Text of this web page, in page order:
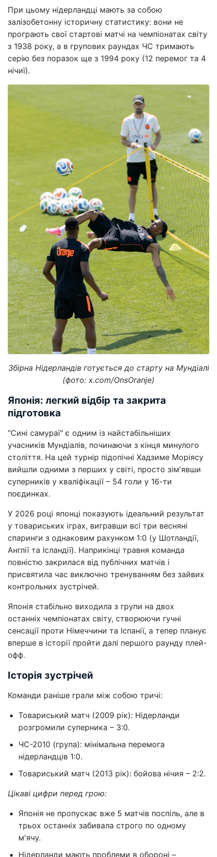
При цьому нідерландці мають за собою
залізобетонну історичну статистику: вони не
програють свої стартові матчі на чемпіонатах світу
з 1938 року, а в групових раундах ЧС тримають
серію без поразок ще з 1994 року (12 перемог та 4
нічиї).
Збірна Нідерландів готується до старту на Мундіалі
(фото: x.com/OnsOranje)
Японія: легкий відбір та закрита
підготовка
"Сині самураї" є одним із найстабільніших
учасників Мундіалів, починаючи з кінця минулого
століття. На цей турнір підопічні Хадзиме Моріясу
вийшли одними з перших у світі, просто зім'явши
суперників у кваліфікації – 54 голи у 16-ти
поєдинках.
У 2026 році японці показують ідеальний результат
у товариських іграх, вигравши всі три весняні
спаринги з однаковим рахунком 1:0 (у Шотландії,
Англії та Ісландії). Наприкінці травня команда
повністю закрилася від публічних матчів і
присвятила час виключно тренуванням без зайвих
контрольних зустрічей.
Японія стабільно виходила з групи на двох
останніх чемпіонатах світу, створюючи гучні
сенсації проти Німеччини та Іспанії, а тепер планує
вперше в історії пройти далі першого раунду плей-
офф.
Історія зустрічей
Команди раніше грали між собою тричі:
Товариський матч (2009 рік): Нідерланди
розгромили суперника – 3:0.
ЧС-2010 (група): мінімальна перемога
нідерландців 1:0.
Товариський матч (2013 рік): бойова нічия – 2:2.
Цікаві цифри перед грою:
Японія не пропускає вже 5 матчів поспіль, але в
трьох останніх забивала строго по одному
м'ячу.
Нідерланди мають проблеми в обороні –